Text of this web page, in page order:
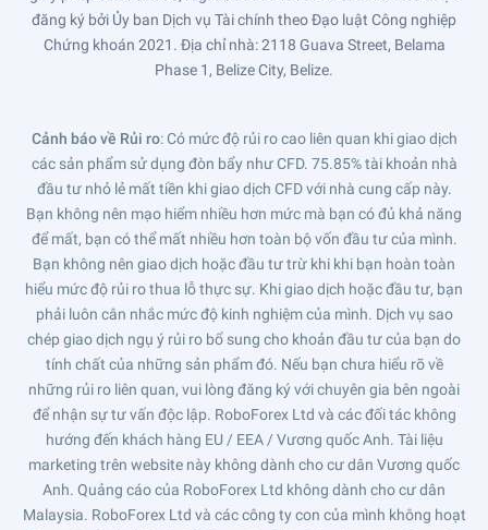
đăng ký bởi Ủy ban Dịch vụ Tài chính theo Đạo luật Công nghiệp
Chứng khoán 2021. Địa chỉ nhà: 2118 Guava Street, Belama
Phase 1, Belize City, Belize.
Cảnh báo về Rủi ro: Có mức độ rủi ro cao liên quan khi giao dịch
các sản phẩm sử dụng đòn bẩy như CFD. 75.85% tài khoản nhà
đầu tư nhỏ lẻ mất tiền khi giao dịch CFD với nhà cung cấp này.
Bạn không nên mạo hiểm nhiều hơn mức mà bạn có đủ khả năng
để mất, bạn có thể mất nhiều hơn toàn bộ vốn đầu tư của mình.
Bạn không nên giao dịch hoặc đầu tư trừ khi khi bạn hoàn toàn
hiểu mức độ rủi ro thua lỗ thực sự. Khi giao dịch hoặc đầu tư, bạn
phải luôn cân nhắc mức độ kinh nghiệm của mình. Dịch vụ sao
chép giao dịch ngụ ý rủi ro bổ sung cho khoản đầu tư của bạn do
tính chất của những sản phẩm đó. Nếu bạn chưa hiểu rõ về
những rủi ro liên quan, vui lòng đăng ký với chuyên gia bên ngoài
để nhận sự tư vấn độc lập. RoboForex Ltd và các đối tác không
hướng đến khách hàng EU / EEA / Vương quốc Anh. Tài liệu
marketing trên website này không dành cho cư dân Vương quốc
Anh. Quảng cáo của RoboForex Ltd không dành cho cư dân
Malaysia. RoboForex Ltd và các công ty con của mình không hoạt